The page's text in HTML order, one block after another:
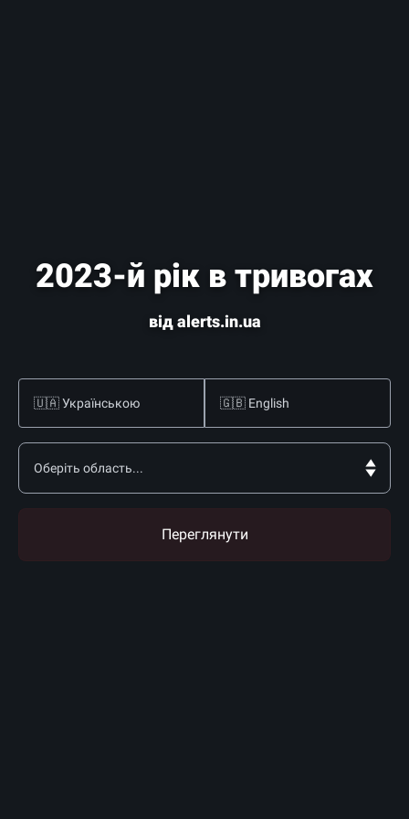
2023-й рік в тривогах
відalerts.in.ua
🇺🇦 Українською 🇬🇧 English
Переглянути